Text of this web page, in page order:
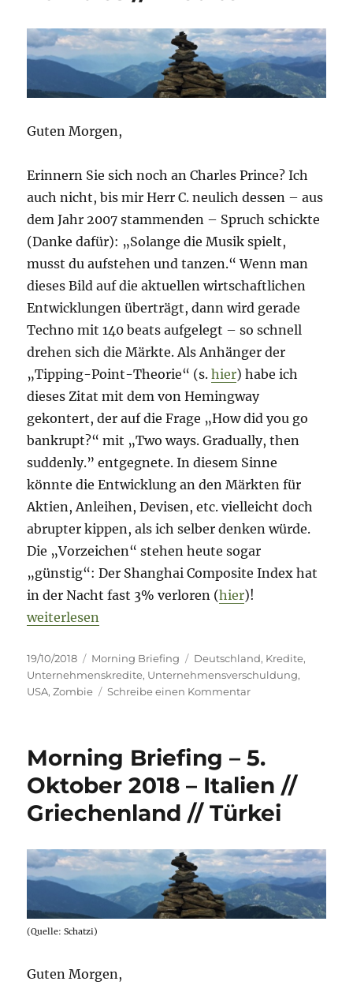
//
Aktienrückkäufe
Guten Morgen,
Erinnern Sie sich noch an Charles Prince? Ich
auch nicht, bis mir Herr C. neulich dessen – aus
dem Jahr 2007 stammenden – Spruch schickte
(Danke dafür): „Solange die Musik spielt,
musst du aufstehen und tanzen.“ Wenn man
dieses Bild auf die aktuellen wirtschaftlichen
Entwicklungen überträgt, dann wird gerade
Techno mit 140 beats aufgelegt – so schnell
drehen sich die Märkte. Als Anhänger der
„Tipping-Point-Theorie“ (s.hier) habe ich
dieses Zitat mit dem von Hemingway
gekontert, der auf die Frage „How did you go
bankrupt?“ mit „Two ways. Gradually, then
suddenly.” entgegnete. In diesem Sinne
könnte die Entwicklung an den Märkten für
Aktien, Anleihen, Devisen, etc. vielleicht doch
abrupter kippen, als ich selber denken würde.
Die „Vorzeichen“ stehen heute sogar
„günstig“: Der Shanghai Composite Index hat
in der Nacht fast 3% verloren (hier)!
„Morning Briefing – 19. Oktober 2018 – Kredite //
weiterlesen
Veröffentlicht
am
19/10/2018 Kategorien
Morning Briefing Schlagwörter
Deutschland, Kredite,
Unternehmenskredite, Unternehmensverschuldung,
USA,Zombie Schreibe einen Kommentarzu
19.
Oktober
2018
–
Kredite
Zombies
//
Kredite
Morning Briefing – 5.
Oktober 2018 – Italien //
Griechenland // Türkei
(Quelle: Schatzi)
Guten Morgen,